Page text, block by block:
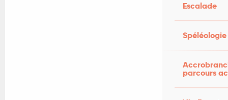
Escalade
Spéléologie
parcours